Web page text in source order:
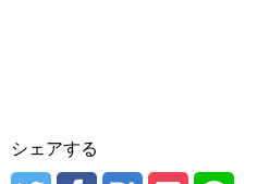
シェアする